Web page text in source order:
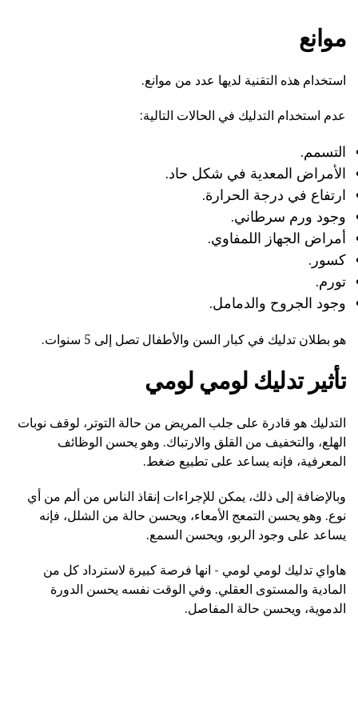
موانع
استخدام هذه التقنية لديها عدد من موانع.
عدم استخدام التدليك في الحالات التالية:
التسمم.
الأمراض المعدية في شكل حاد.
ارتفاع في درجة الحرارة.
وجود ورم سرطاني.
أمراض الجهاز اللمفاوي.
كسور.
تورم.
وجود الجروح والدمامل.
هو بطلان تدليك في كبار السن والأطفال تصل إلى 5 سنوات.
تأثير تدليك لومي لومي
التدليك هو قادرة على جلب المريض من حالة التوتر، لوقف نوبات
الهلع، والتخفيف من القلق والارتباك. وهو يحسن الوظائف
المعرفية، فإنه يساعد على تطبيع ضغط.
وبالإضافة إلى ذلك، يمكن للإجراءات إنقاذ الناس من ألم من أي
نوع. وهو يحسن التمعج الأمعاء، ويحسن حالة من الشلل، فإنه
يساعد على وجود الربو، ويحسن السمع.
هاواي تدليك لومي لومي - انها فرصة كبيرة لاسترداد كل من
المادية والمستوى العقلي. وفي الوقت نفسه يحسن الدورة
الدموية، ويحسن حالة المفاصل.